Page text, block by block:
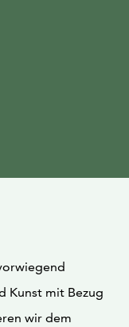
Kunst mit Bezug
wir dem